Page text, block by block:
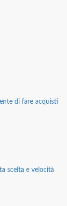
di fare acquisti
scelta e velocità